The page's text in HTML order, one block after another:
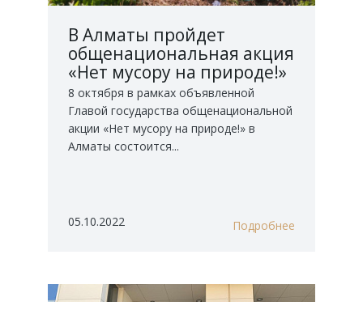
В Алматы пройдет
общенациональная акция
«Нет мусору на природе!»
8 октября в рамках объявленной
Главой государства общенациональной
акции «Нет мусору на природе!» в
Алматы состоится...
05.10.2022 Подробнее